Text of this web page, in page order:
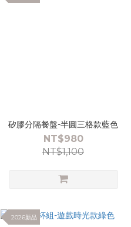
矽膠分隔餐盤-半圓三格款藍色
NT$980
NT$1,100
2026新品